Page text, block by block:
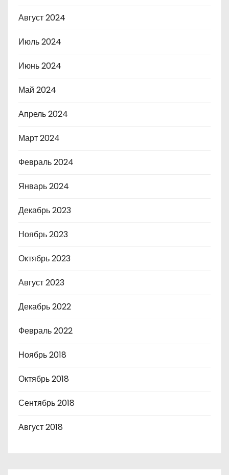
Август 2024
Июль 2024
Июнь 2024
Май 2024
Апрель 2024
Март 2024
Февраль 2024
Январь 2024
Декабрь 2023
Ноябрь 2023
Октябрь 2023
Август 2023
Декабрь 2022
Февраль 2022
Ноябрь 2018
Октябрь 2018
Сентябрь 2018
Август 2018